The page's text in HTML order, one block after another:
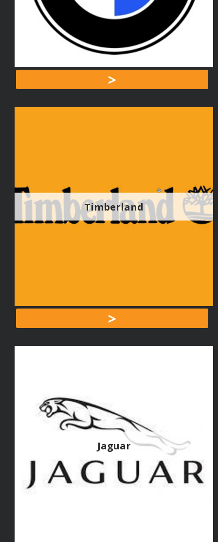
>
Timberland
>
Jaguar